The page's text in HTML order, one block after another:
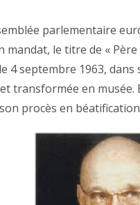
parlementaire
le titre de «
septembre 1963,
transformée en musée.
procès en